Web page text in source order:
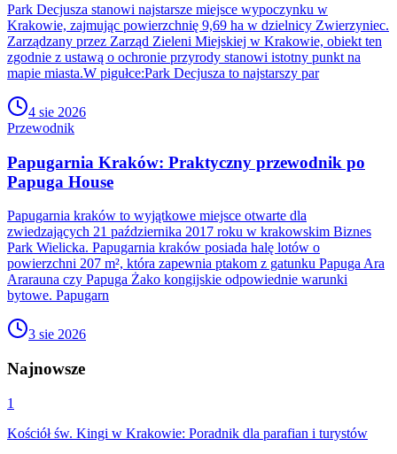
Park Decjusza stanowi najstarsze miejsce wypoczynku w
Krakowie, zajmując powierzchnię 9,69 ha w dzielnicy Zwierzyniec.
Zarządzany przez Zarząd Zieleni Miejskiej w Krakowie, obiekt ten
zgodnie z ustawą o ochronie przyrody stanowi istotny punkt na
mapie miasta.W pigułce:Park Decjusza to najstarszy par
4 sie 2026
Przewodnik
Papugarnia Kraków: Praktyczny przewodnik po
Papuga House
Papugarnia kraków to wyjątkowe miejsce otwarte dla
zwiedzających 21 października 2017 roku w krakowskim Biznes
Park Wielicka. Papugarnia kraków posiada halę lotów o
powierzchni 207 m², która zapewnia ptakom z gatunku Papuga Ara
Ararauna czy Papuga Żako kongijskie odpowiednie warunki
bytowe. Papugarn
3 sie 2026
Najnowsze
1
Kościół św. Kingi w Krakowie: Poradnik dla parafian i turystów